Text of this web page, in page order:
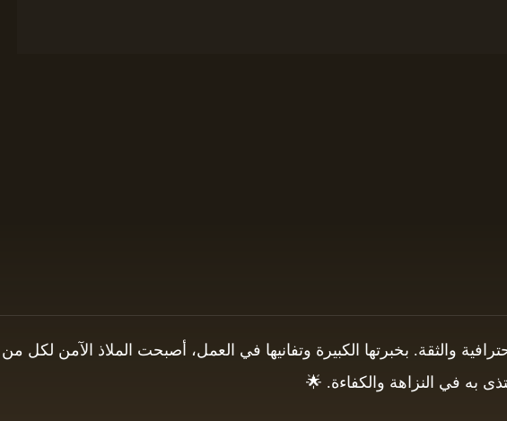
والثقة. بخبرتها الكبيرة وتفانيها في العمل، أصبحت الملاذ الآمن
به في النزاهة والكفاءة. 🌟